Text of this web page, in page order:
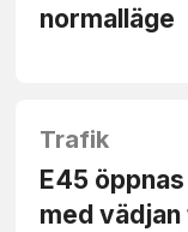
normalläge
Trafik
E45
med vädjan